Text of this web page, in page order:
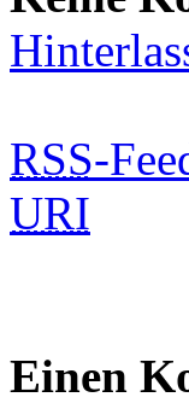
RSS-
URI
Einen